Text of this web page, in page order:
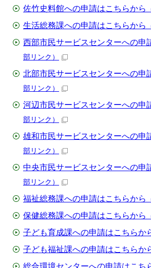
佐竹史料館への申請はこちらから
生活総務課への申請はこちらから
西部市民サービスセンターへの申
部リンク）
北部市民サービスセンターへの申
部リンク）
河辺市民サービスセンターへの申
部リンク）
雄和市民サービスセンターへの申
部リンク）
中央市民サービスセンターへの申
部リンク）
福祉総務課への申請はこちらから
保健総務課への申請はこちらから
子ども育成課への申請はこちらか
子ども福祉課への申請はこちらか
総合環境センターへの申請はこち